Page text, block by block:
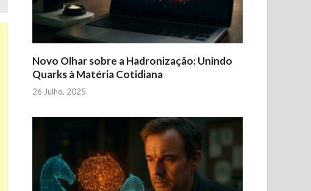
Novo Olhar sobre a Hadronização: Unindo
Quarks à Matéria Cotidiana
26 Julho, 2025